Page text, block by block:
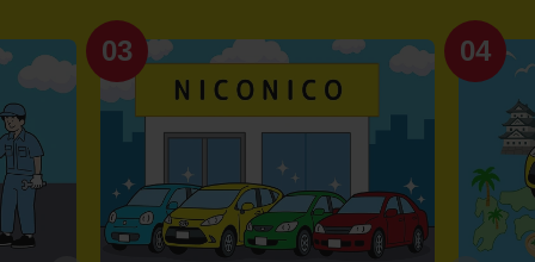
03 04